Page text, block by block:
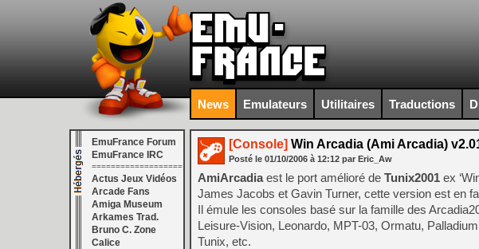
News Emulateurs Utilitaires Traductions
EmuFrance Forum
EmuFrance IRC
===================
Actus Jeux Vidéos
Arcade Fans
Amiga Museum
Arkames Trad.
Bruno C. Zone
Calice
[Console] Win Arcadia (Ami Arcadia)
Posté le 01/10/2006 à 12:12 par Eric_Aw
AmiArcadiaest le port amélioré de Tunix2001 ex
James Jacobs et Gavin Turner, cette version est en
Il émule les consoles basé sur la famille des
Leisure-Vision, Leonardo, MPT-03, Ormatu,
Tunix, etc.